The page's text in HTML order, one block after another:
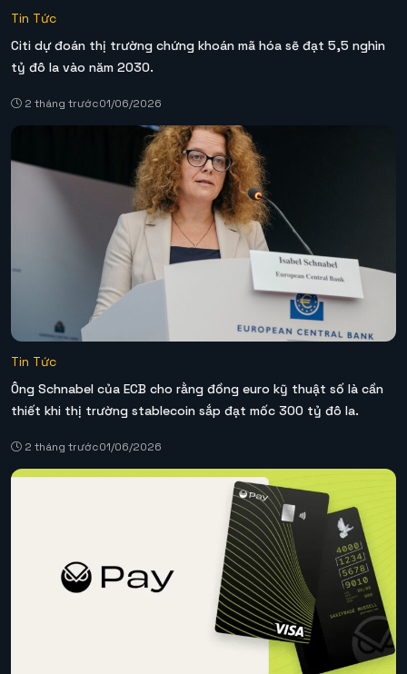
Tin Tức
Citi dự đoán thị trường chứng khoán mã hóa sẽ đạt 5,5 nghìn
tỷ đô la vào năm 2030.
2 tháng trước01/06/2026
Tin Tức
Ông Schnabel của ECB cho rằng đồng euro kỹ thuật số là cần
thiết khi thị trường stablecoin sắp đạt mốc 300 tỷ đô la.
2 tháng trước01/06/2026